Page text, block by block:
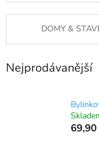
DOMY &
Nejprodávanější
69,90